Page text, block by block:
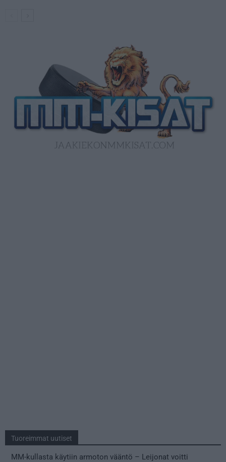
Tuoreimmat uutiset
MM-kullasta käytiin armoton vääntö – Leijonat voitti